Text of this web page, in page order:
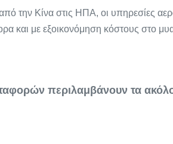
την Κίνα στις ΗΠΑ, οι υπηρεσίες
και με εξοικονόμηση κόστους στο
περιλαμβάνουν τα